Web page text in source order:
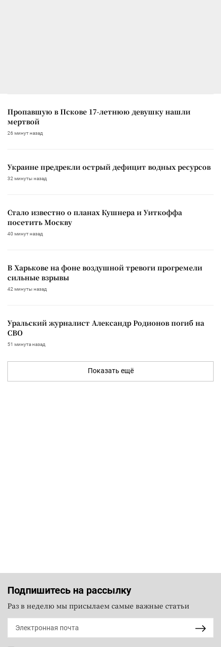
Пропавшую в Пскове 17-летнюю девушку нашли
мертвой
26 минут назад
Украине предрекли острый дефицит водных ресурсов
32 минуты назад
Стало известно о планах Кушнера и Уиткоффа
посетить Москву
40 минут назад
В Харькове на фоне воздушной тревоги прогремели
сильные взрывы
42 минуты назад
Уральский журналист Александр Родионов погиб на
СВО
51 минута назад
Показать ещё
Подпишитесь на рассылку
Раз в неделю мы присылаем самые важные статьи